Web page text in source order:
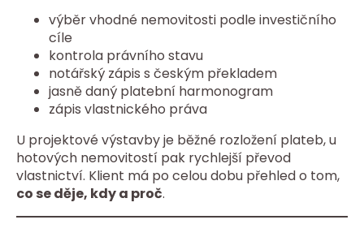
výběr vhodné nemovitosti podle investičního
cíle
kontrola právního stavu
notářský zápis s českým překladem
jasně daný platební harmonogram
zápis vlastnického práva
U projektové výstavby je běžné rozložení plateb, u
hotových nemovitostí pak rychlejší převod
vlastnictví. Klient má po celou dobu přehled o tom,
co se děje, kdy a proč.